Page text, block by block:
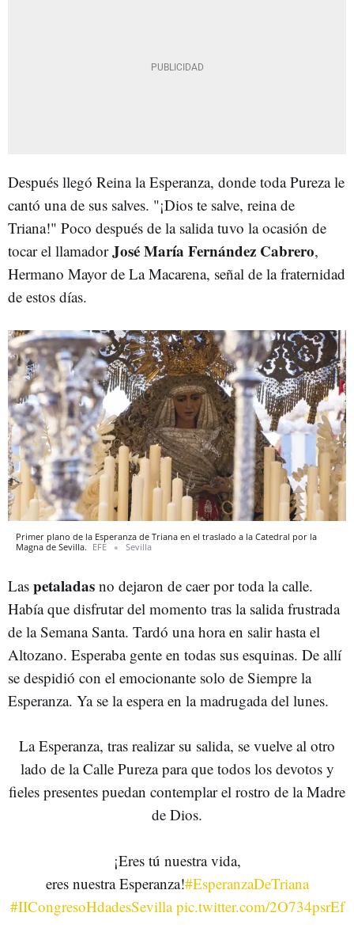
Después llegó Reina la Esperanza, donde toda Pureza le
cantó una de sus salves. "¡Dios te salve, reina de
Triana!" Poco después de la salida tuvo la ocasión de
tocar el llamadorJosé María Fernández Cabrero,
Hermano Mayor de La Macarena, señal de la fraternidad
de estos días.
Primer plano de la Esperanza de Triana en el traslado a la Catedral por la
Magna de Sevilla. EFE Sevilla
Las petaladas no dejaron de caer por toda la calle.
Había que disfrutar del momento tras la salida frustrada
de la Semana Santa. Tardó una hora en salir hasta el
Altozano. Esperaba gente en todas sus esquinas. De allí
se despidió con el emocionante solo de Siempre la
Esperanza. Ya se la espera en la madrugada del lunes.
La Esperanza, tras realizar su salida, se vuelve al otro
lado de la Calle Pureza para que todos los devotos y
fieles presentes puedan contemplar el rostro de la Madre
de Dios.
¡Eres tú nuestra vida,
eres nuestra Esperanza!#EsperanzaDeTriana
#IICongresoHdadesSevilla pic.twitter.com/2O734psrEf